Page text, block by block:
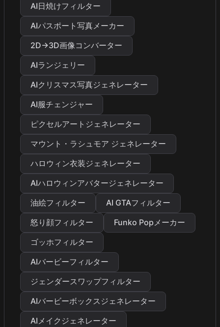
AI日焼けフィルター
AIパスポート写真メーカー
2D→3D画像コンバーター
AIランジェリー
AIクリスマス写真ジェネレーター
AI服チェンジャー
ピクセルアートジェネレーター
マウント・ラシュモア ジェネレーター
ハロウィン衣装ジェネレーター
AIハロウィンアバタージェネレーター
油絵フィルター
AI GTAフィルター
怒り顔フィルター
Funko Popメーカー
ゴッホフィルター
AIバービーフィルター
ジェンダースワップフィルター
AIバービーボックスジェネレーター
AIメイクジェネレーター